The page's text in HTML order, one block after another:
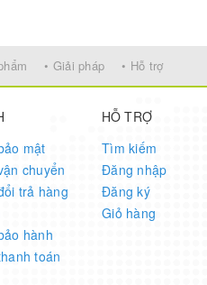
• Giải pháp • Hỗ trợ
mật
chuyển
trả hàng
hành
toán
HỖ TRỢ
Tìm kiếm
Đăng nhập
Đăng ký
Giỏ hàng